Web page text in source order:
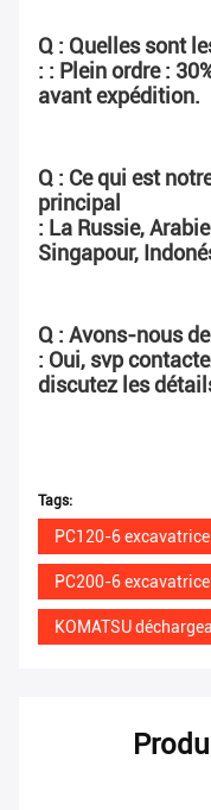
Q : Quelles sont
: : Plein ordre :
avant expédition.
Q : Ce qui est
principal
: La Russie,
Singapour,
Q : Avons-nous
: Oui, svp
discutez les
Tags:
PC120-6
PC200-6
KOMATSU